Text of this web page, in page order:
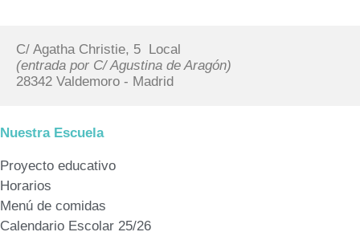
C/ Agatha Christie, 5  Local
(entrada por C/ Agustina de Aragón)
28342 Valdemoro - Madrid
Nuestra Escuela
Proyecto educativo
Horarios
Menú de comidas
Calendario Escolar 25/26